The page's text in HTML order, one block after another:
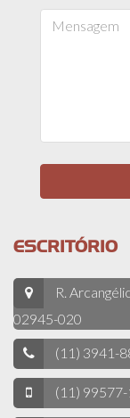
ESCRITÓRIO
R.
02945-020
(11) 3941-
(11)